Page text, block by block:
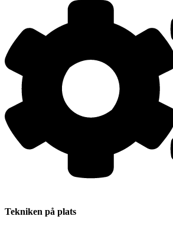
Tekniken på plats